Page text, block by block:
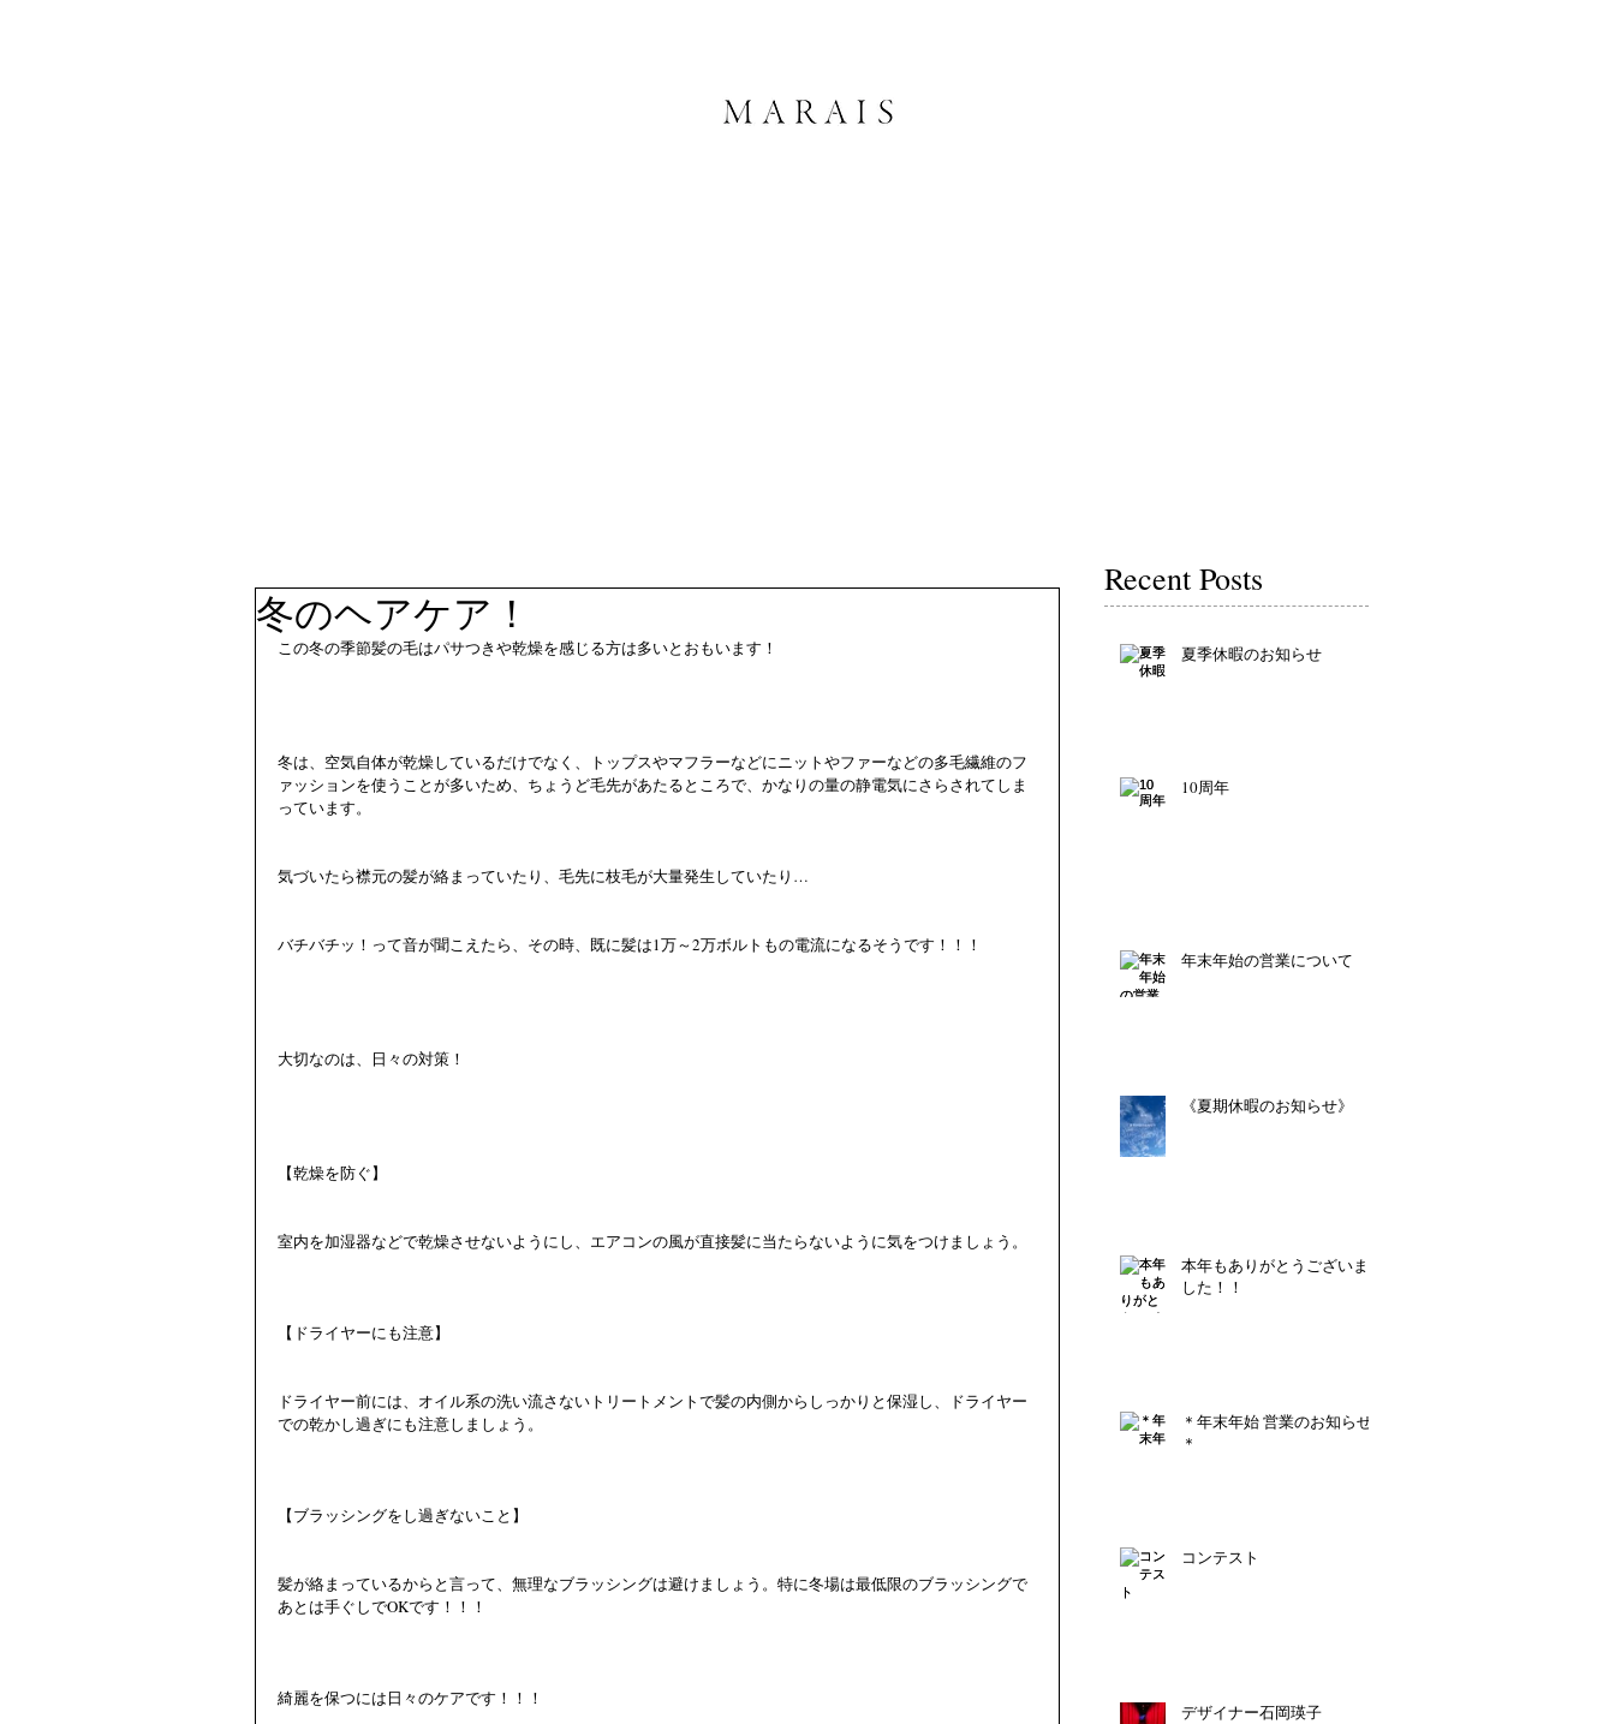
冬のヘアケア！
この冬の季節髪の毛はパサつきや乾燥を感じる方は多いとおもいます！
冬は、空気自体が乾燥しているだけでなく、トップスやマフラーなどにニットやファーなどの多毛繊維のフ
ァッションを使うことが多いため、ちょうど毛先があたるところで、かなりの量の静電気にさらされてしま
っています。
気づいたら襟元の髪が絡まっていたり、毛先に枝毛が大量発生していたり…
バチバチッ！って音が聞こえたら、その時、既に髪は1万～2万ボルトもの電流になるそうです！！！
大切なのは、日々の対策！
【乾燥を防ぐ】
室内を加湿器などで乾燥させないようにし、エアコンの風が直接髪に当たらないように気をつけましょう。
【ドライヤーにも注意】
ドライヤー前には、オイル系の洗い流さないトリートメントで髪の内側からしっかりと保湿し、ドライヤー
での乾かし過ぎにも注意しましょう。
【ブラッシングをし過ぎないこと】
髪が絡まっているからと言って、無理なブラッシングは避けましょう。特に冬場は最低限のブラッシングで
あとは手ぐしでOKです！！！
綺麗を保つには日々のケアです！！！
Recent Posts
夏季休暇のお知らせ
10周年
年末年始の営業について
《夏期休暇のお知らせ》
本年もありがとうございま
した！！
＊年末年始 営業のお知らせ
＊
コンテスト
デザイナー石岡瑛子